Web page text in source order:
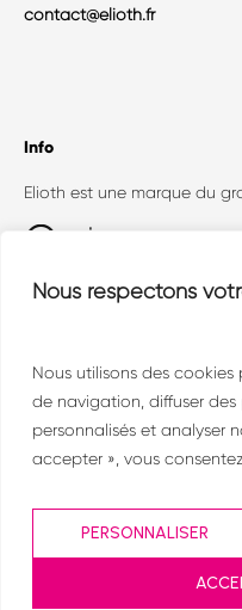
Nous respectons
Nous utilisons des
de navigation, diffuser
personnalisés et analyser
accepter », vous
PERSONNALISER
contact@elioth.fr
Info
Elioth est une marque du
Egis Concept (Elioth +
collectif où dialoguent
©2001-2024 Elioth